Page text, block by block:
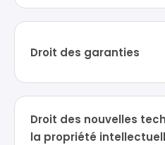
Droit des garanties
Droit des nouvelles
la propriété